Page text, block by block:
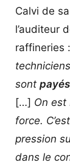
Calvi de
l’auditeur
raffineries
sont payés
[…] On
force.
pression
dans le